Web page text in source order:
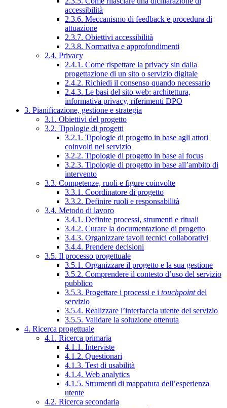
accessibilità
2.3.6. Meccanismo di feedback e procedura di
attuazione
2.3.7. Obiettivi accessibilità
2.3.8. Normativa e approfondimenti
2.4. Privacy
2.4.1. Come rispettare la privacy sin dalla
progettazione di un sito o servizio digitale
2.4.2. Richiedi il consenso quando necessario
2.4.3. Le basi del sito web: architettura,
informativa privacy, riferimenti DPO
3. Pianificazione, gestione e strategia
3.1. Obiettivi del progetto
3.2. Tipologie di progetti
3.2.1. Tipologie di progetto in base agli attori
coinvolti nel servizio
3.2.2. Tipologie di progetto in base al focus
3.2.3. Tipologie di progetto in base all’ambito di
intervento
3.3. Competenze, ruoli e figure coinvolte
3.3.1. Coordinatore di progetto
3.3.2. Definire ruoli e responsabilità
3.4. Metodo di lavoro
3.4.1. Definire processi, strumenti e rituali
3.4.2. Curare la documentazione di progetto
3.4.3. Organizzare tavoli tecnici collaborativi
3.4.4. Prendere decisioni
3.5. Il processo progettuale
3.5.1. Organizzare il progetto e la sua gestione
3.5.2. Comprendere il contesto d’uso del servizio
pubblico
3.5.3. Progettare i processi e i touchpointdel
servizio
3.5.4. Realizzare l’interfaccia utente del servizio
3.5.5. Validare la soluzione ottenuta
4. Ricerca progettuale
4.1. Ricerca primaria
4.1.1. Interviste
4.1.2. Questionari
4.1.3. Test di usabilità
4.1.4. Web analytics
4.1.5. Strumenti di mappatura dell’esperienza
utente
4.2. Ricerca secondaria